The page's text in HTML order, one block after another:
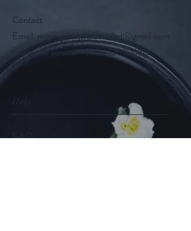
Contact
Email: moringainternationalltd@gmail.com
Customer service:+91 9442092686
FAQ